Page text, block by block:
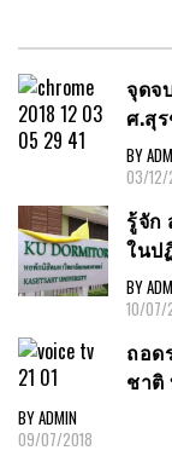
จุดจ
ศ.สุ
BY
03/12/
รู้จัก
ในป
BY
10/07/
ถอด
ชาติ
BY ADMIN
09/07/2018